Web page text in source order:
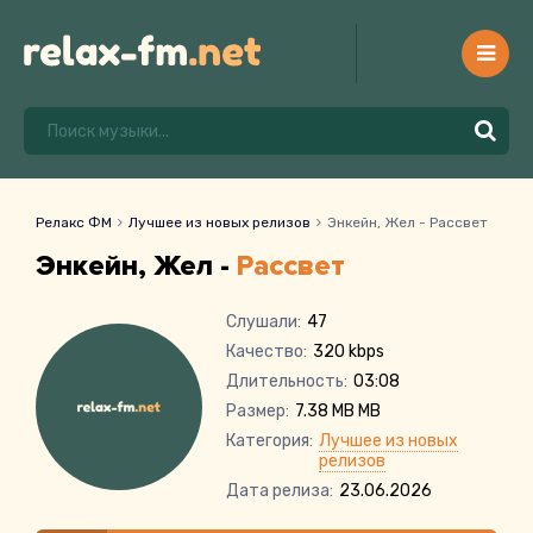
Релакс ФМ Лучшее из новых релизов Энкейн, Жел - Рассвет
Энкейн, Жел - Рассвет
Слушали: 47
Качество: 320 kbps
Длительность: 03:08
Размер: 7.38 MB MB
Категория: Лучшее из новых
релизов
Дата релиза: 23.06.2026